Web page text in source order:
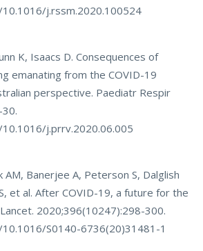
j.rssm.2020.100524
K, Isaacs D. Consequences of
emanating from the COVID-19
perspective. Paediatr Respir
j.prrv.2020.06.005
AM, Banerjee A, Peterson S, Dalglish
et al. After COVID-19, a future for the
2020;396(10247):298-300.
S0140-6736(20)31481-1